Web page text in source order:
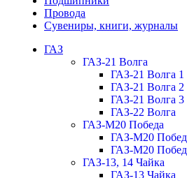
Провода
Сувениры, книги, журналы
ГАЗ
ГАЗ-21 Волга
ГАЗ-21 Волга 1
ГАЗ-21 Волга 2
ГАЗ-21 Волга 3
ГАЗ-22 Волга
ГАЗ-М20 Победа
ГАЗ-М20
ГАЗ-М20
ГАЗ-13, 14 Чайка
ГАЗ-13 Чайка